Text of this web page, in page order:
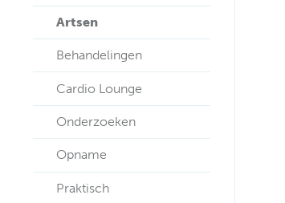
Artsen
Behandelingen
Cardio Lounge
Onderzoeken
Opname
Praktisch